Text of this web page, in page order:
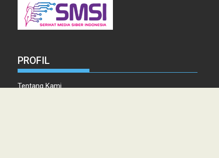
PROFIL
Tentang Kami